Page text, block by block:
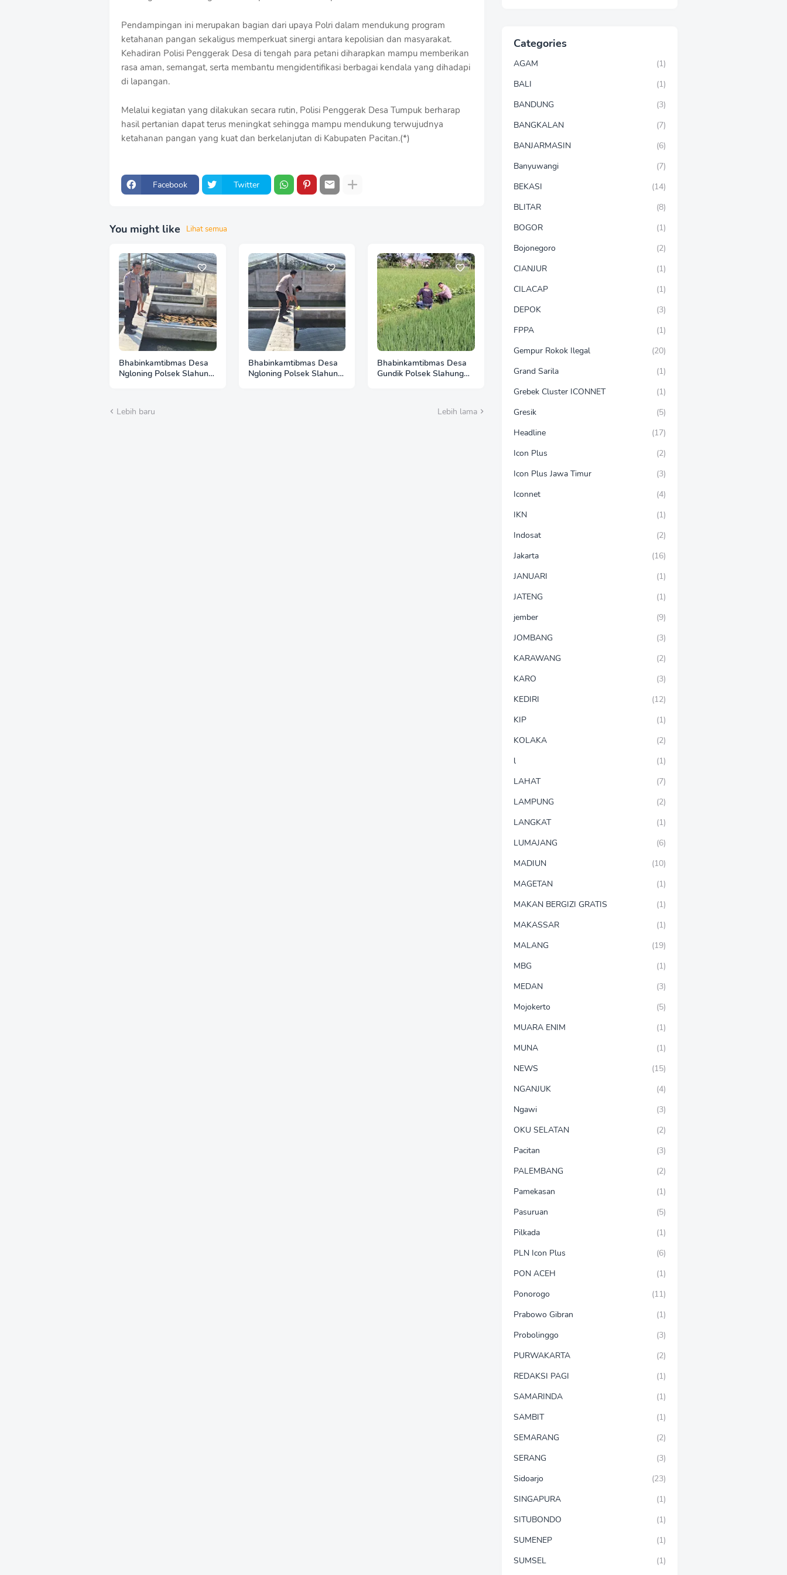
Pendampingan ini merupakan bagian dari upaya Polri dalam mendukung program
ketahanan pangan sekaligus memperkuat sinergi antara kepolisian dan masyarakat.
Kehadiran Polisi Penggerak Desa di tengah para petani diharapkan mampu memberikan
rasa aman, semangat, serta membantu mengidentifikasi berbagai kendala yang dihadapi
di lapangan.
Melalui kegiatan yang dilakukan secara rutin, Polisi Penggerak Desa Tumpuk berharap
hasil pertanian dapat terus meningkat sehingga mampu mendukung terwujudnya
ketahanan pangan yang kuat dan berkelanjutan di Kabupaten Pacitan.(*)
Facebook Twitter
f
f
T
e
m
p
t
e
s
You might like Lihat semua
Bhabinkamtibmas Desa
Ngloning Polsek Slahung
Ketahanan Pangan
Bhabinkamtibmas Desa
Ngloning Polsek Slahung
Bhabinkamtibmas Desa
Gundik Polsek Slahung
Lebih baru Lebih lama
Categories
AGAM
(1)
BALI
(1)
BANDUNG
(3)
BANGKALAN
(7)
BANJARMASIN
(6)
Banyuwangi
(7)
BEKASI
(14)
BLITAR
(8)
BOGOR
(1)
Bojonegoro
(2)
CIANJUR
(1)
CILACAP
(1)
DEPOK
(3)
FPPA
(1)
Gempur Rokok Ilegal
(20)
Grand Sarila
(1)
Grebek Cluster ICONNET
(1)
Gresik
(5)
Headline
(17)
Icon Plus
(2)
Icon Plus Jawa Timur
(3)
Iconnet
(4)
IKN
(1)
Indosat
(2)
Jakarta
(16)
JANUARI
(1)
JATENG
(1)
jember
(9)
JOMBANG
(3)
KARAWANG
(2)
KARO
(3)
KEDIRI
(12)
KIP
(1)
KOLAKA
(2)
l
(1)
LAHAT
(7)
LAMPUNG
(2)
LANGKAT
(1)
LUMAJANG
(6)
MADIUN
(10)
MAGETAN
(1)
MAKAN BERGIZI GRATIS
(1)
MAKASSAR
(1)
MALANG
(19)
MBG
(1)
MEDAN
(3)
Mojokerto
(5)
MUARA ENIM
(1)
MUNA
(1)
NEWS
(15)
NGANJUK
(4)
Ngawi
(3)
OKU SELATAN
(2)
Pacitan
(3)
PALEMBANG
(2)
Pamekasan
(1)
Pasuruan
(5)
Pilkada
(1)
PLN Icon Plus
(6)
PON ACEH
(1)
Ponorogo
(11)
Prabowo Gibran
(1)
Probolinggo
(3)
PURWAKARTA
(2)
REDAKSI PAGI
(1)
SAMARINDA
(1)
SAMBIT
(1)
SEMARANG
(2)
SERANG
(3)
Sidoarjo
(23)
SINGAPURA
(1)
SITUBONDO
(1)
SUMENEP
(1)
SUMSEL
(1)